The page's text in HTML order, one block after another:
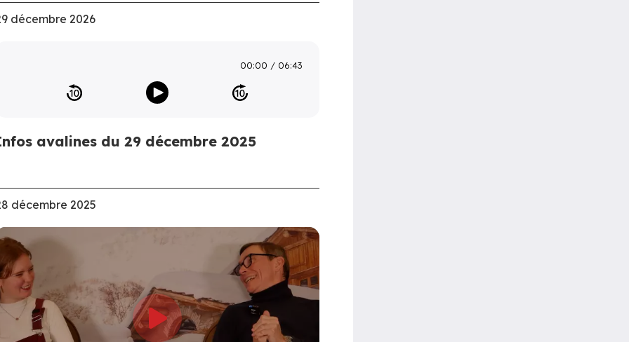
décembre 2026
00:00 06:43
avalines du 29 décembre 2025
décembre 2025